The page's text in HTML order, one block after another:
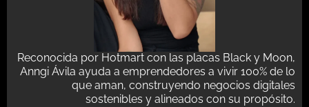
Reconocida por Hotmart con las placas Black y Moon,
Anngi Ávila ayuda a emprendedores a vivir 100% de lo
que aman, construyendo negocios digitales
sostenibles y alineados con su propósito.